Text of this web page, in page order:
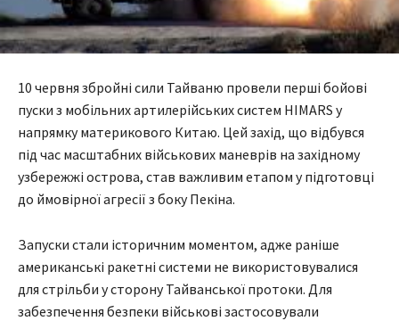
10 червня збройні сили Тайваню провели перші бойові
пуски з мобільних артилерійських систем HIMARS у
напрямку материкового Китаю. Цей захід, що відбувся
під час масштабних військових маневрів на західному
узбережжі острова, став важливим етапом у підготовці
до ймовірної агресії з боку Пекіна.
Запуски стали історичним моментом, адже раніше
американські ракетні системи не використовувалися
для стрільби у сторону Тайванської протоки. Для
забезпечення безпеки військові застосовували